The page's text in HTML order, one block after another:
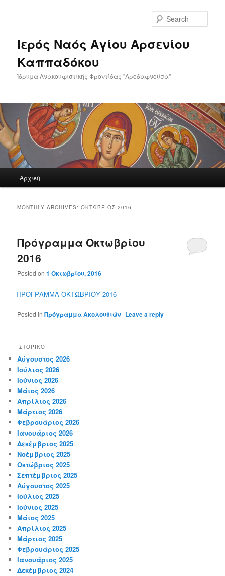
Ιερός Ναός Αγίου Αρσενίου
Καππαδόκου
Ίδρυμα Ανακουφιστικής Φροντίδας "Αροδαφνούσα"
Αρχική
MONTHLY ARCHIVES:ΟΚΤΏΒΡΙΟΣ 2016
Πρόγραμμα Οκτωβρίου
2016
Posted on1 Οκτωβρίου, 2016
ΠΡΟΓΡΑΜΜΑ ΟΚΤΩΒΡΙΟΥ 2016
Posted in Πρόγραμμα Ακολουθιών | Leave a reply
ΙΣΤΟΡΙΚΌ
Αύγουστος 2026
Ιούλιος 2026
Ιούνιος 2026
Μάιος 2026
Απρίλιος 2026
Μάρτιος 2026
Φεβρουάριος 2026
Ιανουάριος 2026
Δεκέμβριος 2025
Νοέμβριος 2025
Οκτώβριος 2025
Σεπτέμβριος 2025
Αύγουστος 2025
Ιούλιος 2025
Ιούνιος 2025
Μάιος 2025
Απρίλιος 2025
Μάρτιος 2025
Φεβρουάριος 2025
Ιανουάριος 2025
Δεκέμβριος 2024